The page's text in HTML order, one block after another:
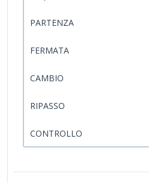
PARTENZA
FERMATA
CAMBIO
RIPASSO
CONTROLLO